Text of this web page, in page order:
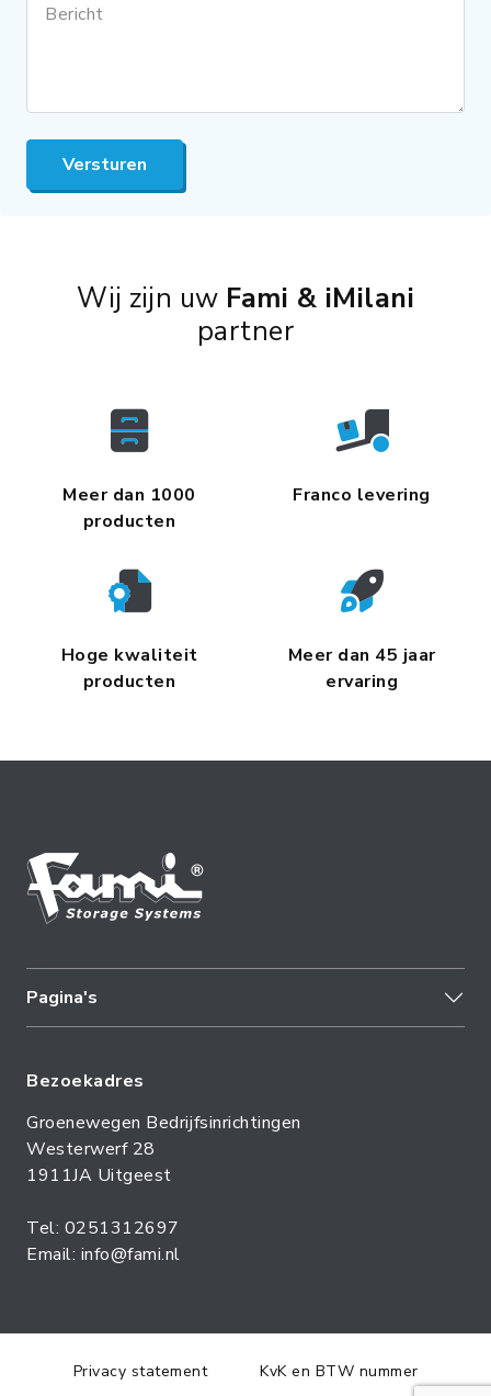
Bericht
Versturen
Wij zijn uw Fami & iMilani
partner
Meer dan 1000
producten
Franco levering
Hoge kwaliteit
producten
Meer dan 45 jaar
ervaring
Pagina's
Bezoekadres
Groenewegen Bedrijfsinrichtingen
Westerwerf 28
1911JA Uitgeest
Tel: 0251312697
Email: info@fami.nl
Privacy statement KvK en BTW nummer